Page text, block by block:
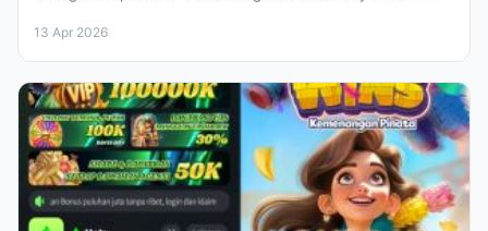
13 Apr 2026